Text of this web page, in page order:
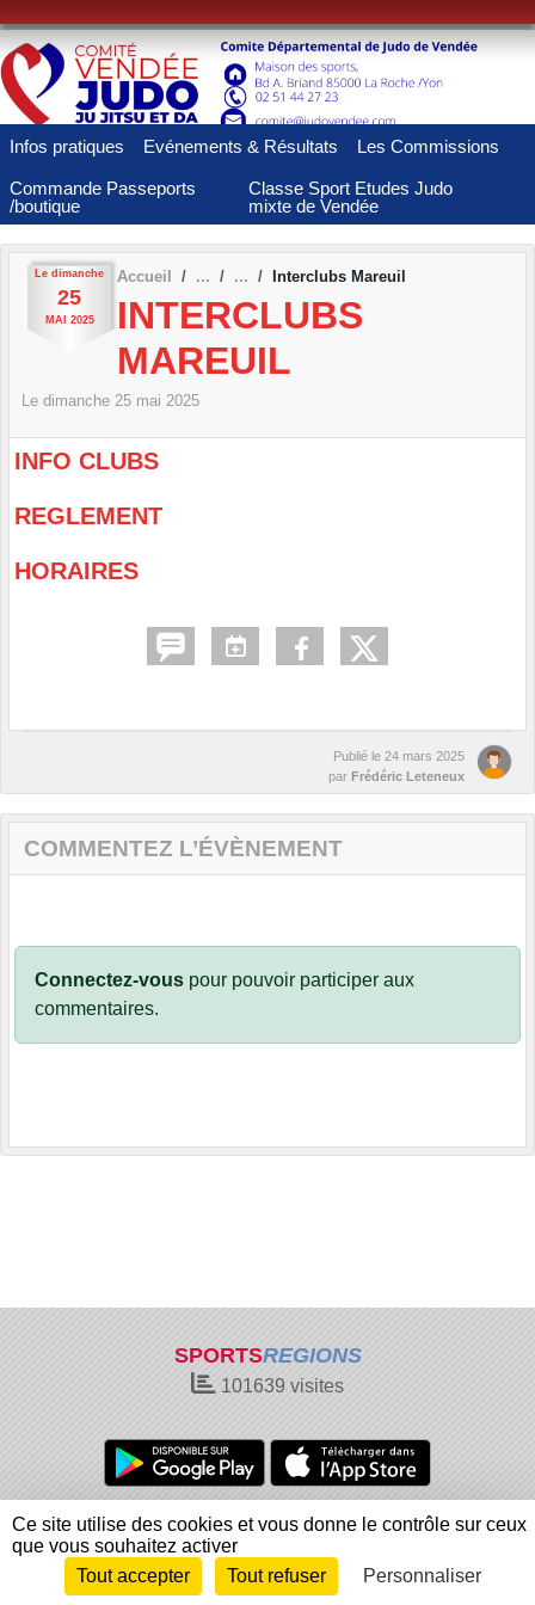
Infos pratiques Evénements & Résultats Les Commissions
Commande Passeports
/boutique
Classe Sport Etudes Judo
mixte de Vendée
Le dimanche
25
MAI 2025
Accueil Interclubs Mareuil
INTERCLUBS
MAREUIL
Le dimanche 25 mai 2025
INFO CLUBS
REGLEMENT
HORAIRES
Publié le 24 mars 2025
par Frédéric Leteneux
COMMENTEZ L’ÉVÈNEMENT
Connectez-vous pour pouvoir participer aux
commentaires.
SPORTSREGIONS
101639 visites
Charte cookies
Gestion des cookies
Informations légales
Signaler un contenu inapproprié
Envie de participer ?
Connexion
Ce site utilise des cookies et vous donne le contrôle sur ceux
que vous souhaitez activer
Tout accepter
Tout refuser Personnaliser